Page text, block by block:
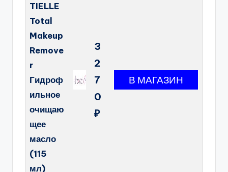
TIELLE
Total
Makeup
Remove
r
Гидроф
ильное
очищаю
щее
масло
(115
мл)
3
2
7
0
₽